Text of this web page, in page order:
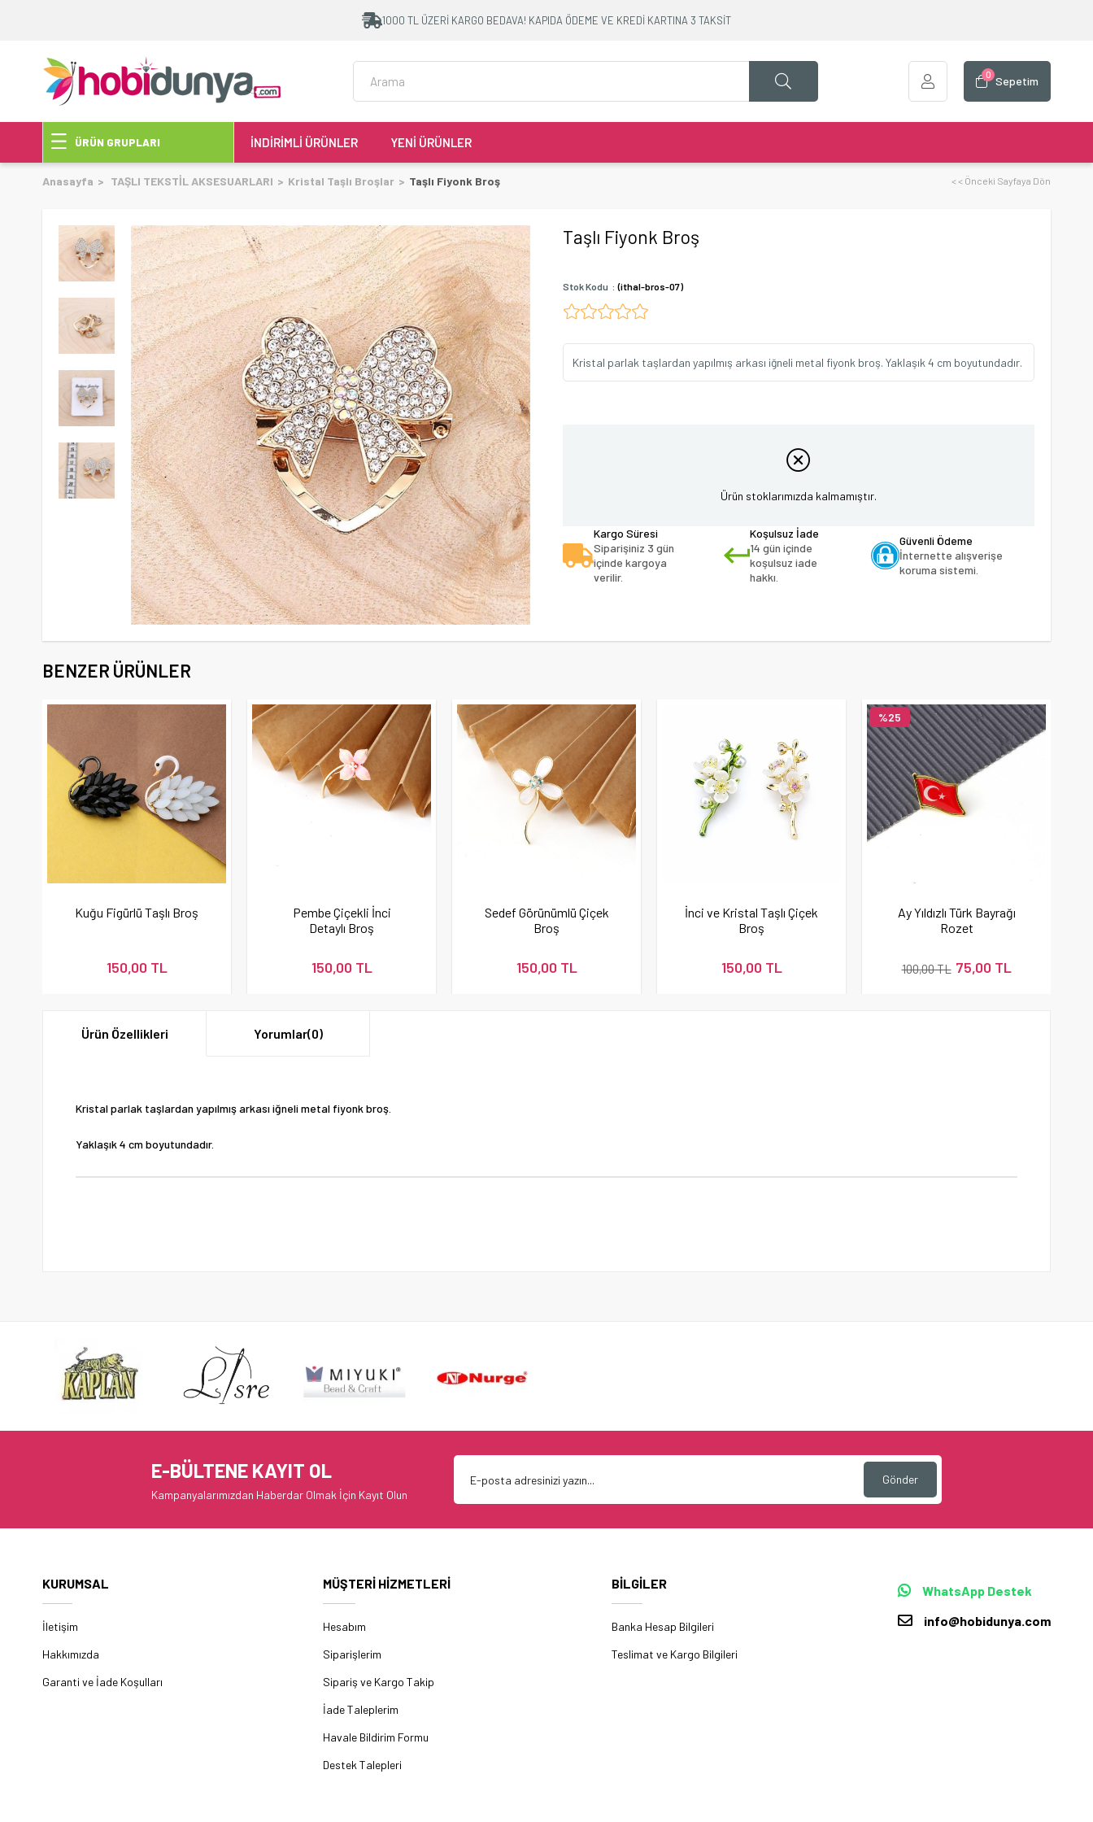
1000 TL ÜZERİ KARGO BEDAVA! KAPIDA ÖDEME VE KREDİ KARTINA 3 TAKSİT
Sepetim
0
ÜRÜN GRUPLARI İNDİRİMLİ ÜRÜNLER YENİ ÜRÜNLER
Anasayfa TAŞLI TEKSTİL AKSESUARLARI Kristal Taşlı Broşlar Taşlı Fiyonk Broş < < Önceki Sayfaya Dön
Taşlı Fiyonk Broş
Stok Kodu (ithal-bros-07)
Kristal parlak taşlardan yapılmış arkası iğneli metal fiyonk broş. Yaklaşık 4 cm boyutundadır.
Ürün stoklarımızda kalmamıştır.
Kargo Süresi
Siparişiniz 3 gün
içinde kargoya
verilir.
Koşulsuz İade
14 gün içinde
koşulsuz iade
hakkı.
Güvenli Ödeme
İnternette alışverişe
koruma sistemi.
BENZER ÜRÜNLER
Kuğu Figürlü Taşlı Broş
150,00 TL
Pembe Çiçekli İnci
Detaylı Broş
150,00 TL
Sedef Görünümlü Çiçek
Broş
150,00 TL
İnci ve Kristal Taşlı Çiçek
Broş
150,00 TL
Ay Yıldızlı Türk Bayrağı
Rozet
75,00 TL
100,00 TL
%25
Ürün Özellikleri Yorumlar(0)
Kristal parlak taşlardan yapılmış arkası iğneli metal fiyonk broş.
Yaklaşık 4 cm boyutundadır.
E-BÜLTENE KAYIT OL
Kampanyalarımızdan Haberdar Olmak İçin Kayıt Olun
Gönder
KURUMSAL
İletişim
Hakkımızda
Garanti ve İade Koşulları
MÜŞTERİ HİZMETLERİ
Hesabım
Siparişlerim
Sipariş ve Kargo Takip
İade Taleplerim
Havale Bildirim Formu
Destek Talepleri
BİLGİLER
Banka Hesap Bilgileri
Teslimat ve Kargo Bilgileri
WhatsApp Destek
info@hobidunya.com